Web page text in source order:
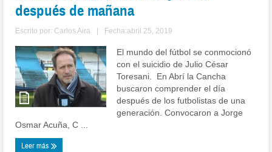
después de mañana
Escrito por: Carlos Aira Fecha:abril 25, 2019
El mundo del fútbol se conmocionó
con el suicidio de Julio César
Toresani. En Abrí la Cancha
buscaron comprender el día
después de los futbolistas de una
generación. Convocaron a Jorge
Osmar Acuña, C ...
Leer más